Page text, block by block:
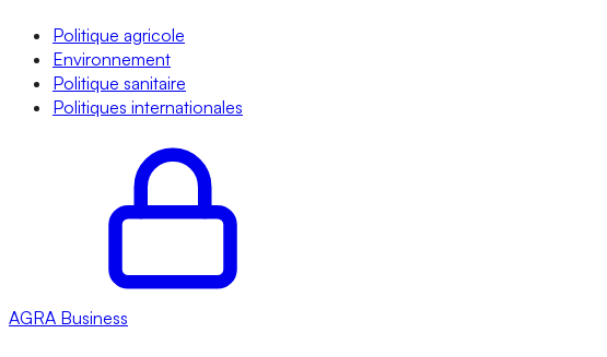
Politique agricole
Environnement
Politique sanitaire
Politiques internationales
AGRA Business